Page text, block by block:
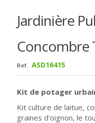
Jardinière
Concombre
Ref. ASD16415
Kit de potager
Kit culture de laitue,
graines d'oignon, le